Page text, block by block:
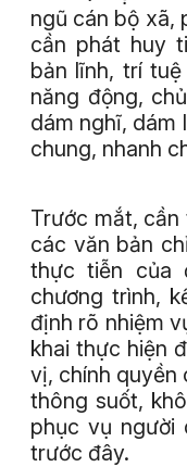
ngũ cán bộ xã,
cần phát huy
bản lĩnh, trí
năng động,
dám nghĩ, dám
chung, nhanh
Trước mắt,
các văn bản
thực tiễn của
chương trình,
định rõ nhiệm
khai thực hiện
vị, chính quyền
thông suốt,
phục vụ người
trước đây.